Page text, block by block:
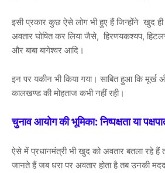
इसी प्रकार कुछ ऐसे लोग भी हुए हैं जिन्होंने खुद
अवतार घोषित कर लिया जैसे, हिरणयकश्यप,
और बाबा बागेश्वर आदि।
इन पर यकीन भी किया गया। साबित हुआ कि मूर्ख
कालखण्ड की मोहताज कभी नहीं रही।
चुनाव आयोग की भूमिका: निष्पक्षता या
ऐसे में प्रधानमंत्री भी खुद को अवतार बतला रहे
जानते हैं जब धरा पर अवतार होता है तब उनकी